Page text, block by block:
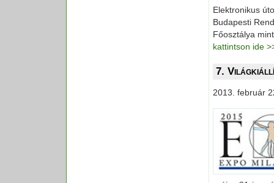
Elektronikus
Budapesti
Főosztálya
kattintson ide
7.
2013. február